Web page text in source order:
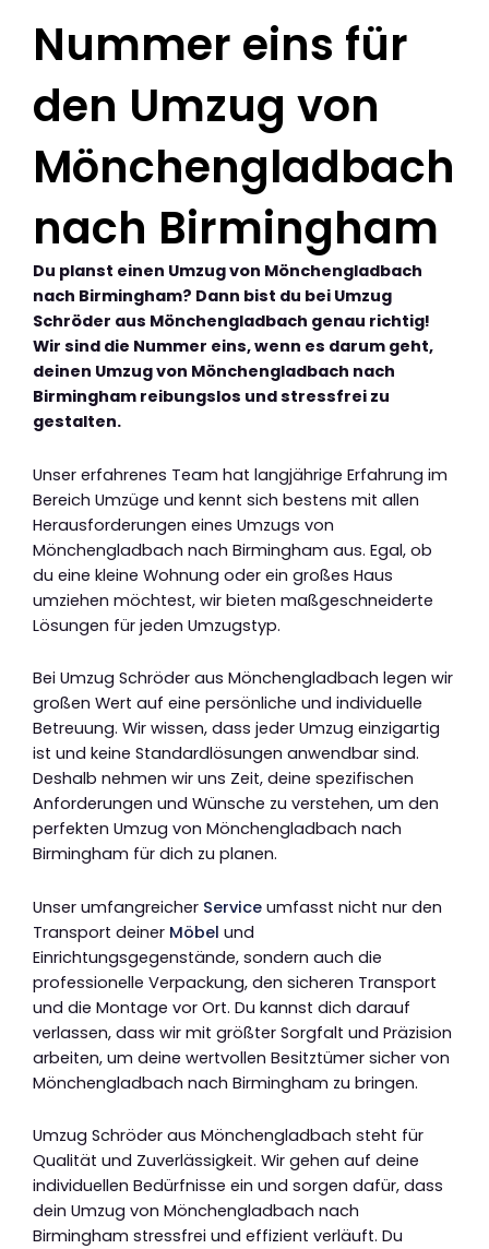
Nummer eins für
den Umzug von
Mönchengladbach
nach Birmingham
Du planst einen Umzug von Mönchengladbach
nach Birmingham? Dann bist du bei Umzug
Schröder aus Mönchengladbach genau richtig!
Wir sind die Nummer eins, wenn es darum geht,
deinen Umzug von Mönchengladbach nach
Birmingham reibungslos und stressfrei zu
gestalten.
Unser erfahrenes Team hat langjährige Erfahrung im
Bereich Umzüge und kennt sich bestens mit allen
Herausforderungen eines Umzugs von
Mönchengladbach nach Birmingham aus. Egal, ob
du eine kleine Wohnung oder ein großes Haus
umziehen möchtest, wir bieten maßgeschneiderte
Lösungen für jeden Umzugstyp.
Bei Umzug Schröder aus Mönchengladbach legen wir
großen Wert auf eine persönliche und individuelle
Betreuung. Wir wissen, dass jeder Umzug einzigartig
ist und keine Standardlösungen anwendbar sind.
Deshalb nehmen wir uns Zeit, deine spezifischen
Anforderungen und Wünsche zu verstehen, um den
perfekten Umzug von Mönchengladbach nach
Birmingham für dich zu planen.
Unser umfangreicher Service umfasst nicht nur den
Transport deiner Möbel und
Einrichtungsgegenstände, sondern auch die
professionelle Verpackung, den sicheren Transport
und die Montage vor Ort. Du kannst dich darauf
verlassen, dass wir mit größter Sorgfalt und Präzision
arbeiten, um deine wertvollen Besitztümer sicher von
Mönchengladbach nach Birmingham zu bringen.
Umzug Schröder aus Mönchengladbach steht für
Qualität und Zuverlässigkeit. Wir gehen auf deine
individuellen Bedürfnisse ein und sorgen dafür, dass
dein Umzug von Mönchengladbach nach
Birmingham stressfrei und effizient verläuft. Du